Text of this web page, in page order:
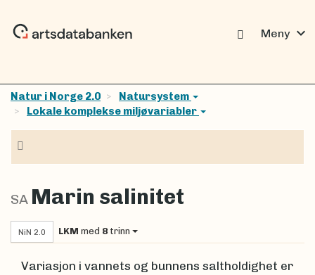
Meny expand_more
Natur i Norge 2.0
Natursystem
Lokale komplekse miljøvariabler
SA Marin salinitet
NiN 2.0 LKM med 8 trinn
Variasjon i vannets og bunnens saltholdighet er